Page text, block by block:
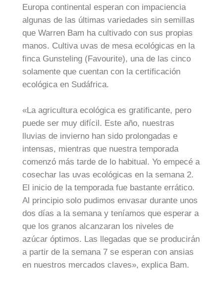
Europa continental esperan con impaciencia
algunas de las últimas variedades sin semillas
que Warren Bam ha cultivado con sus propias
manos. Cultiva uvas de mesa ecológicas en la
finca Gunsteling (Favourite), una de las cinco
solamente que cuentan con la certificación
ecológica en Sudáfrica.
«La agricultura ecológica es gratificante, pero
puede ser muy difícil. Este año, nuestras
lluvias de invierno han sido prolongadas e
intensas, mientras que nuestra temporada
comenzó más tarde de lo habitual. Yo empecé a
cosechar las uvas ecológicas en la semana 2.
El inicio de la temporada fue bastante errático.
Al principio solo pudimos envasar durante unos
dos días a la semana y teníamos que esperar a
que los granos alcanzaran los niveles de
azúcar óptimos. Las llegadas que se producirán
a partir de la semana 7 se esperan con ansias
en nuestros mercados claves», explica Bam.